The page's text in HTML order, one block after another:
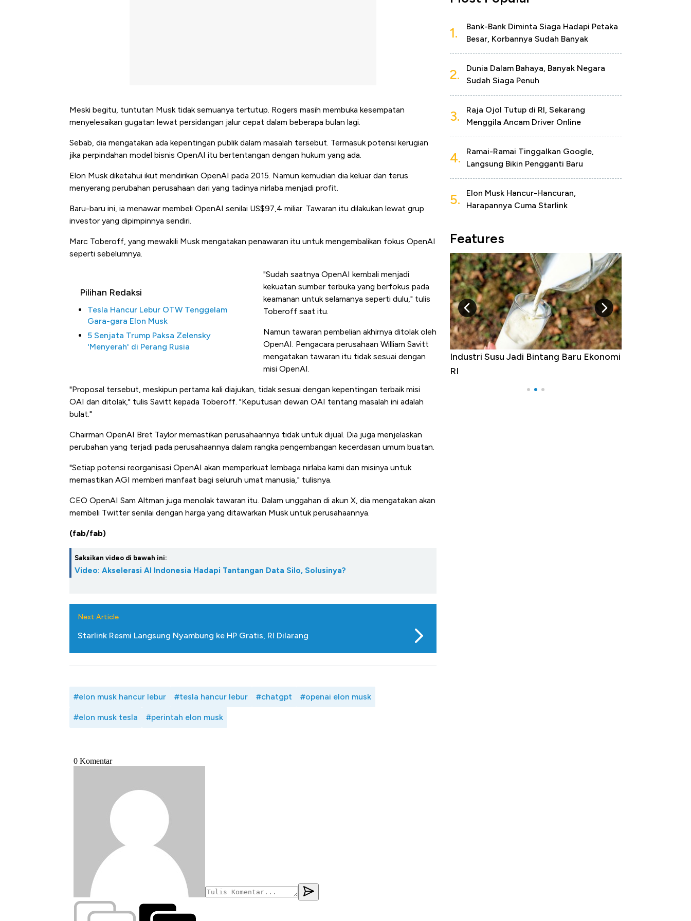
Meski begitu, tuntutan Musk tidak semuanya tertutup. Rogers masih membuka kesempatan
menyelesaikan gugatan lewat persidangan jalur cepat dalam beberapa bulan lagi.
Sebab, dia mengatakan ada kepentingan publik dalam masalah tersebut. Termasuk potensi kerugian
jika perpindahan model bisnis OpenAI itu bertentangan dengan hukum yang ada.
Elon Musk diketahui ikut mendirikan OpenAI pada 2015. Namun kemudian dia keluar dan terus
menyerang perubahan perusahaan dari yang tadinya nirlaba menjadi profit.
Baru-baru ini, ia menawar membeli OpenAI senilai US$97,4 miliar. Tawaran itu dilakukan lewat grup
investor yang dipimpinnya sendiri.
Marc Toberoff, yang mewakili Musk mengatakan penawaran itu untuk mengembalikan fokus OpenAI
seperti sebelumnya.
Pilihan Redaksi
Tesla Hancur Lebur OTW Tenggelam
Gara-gara Elon Musk
5 Senjata Trump Paksa Zelensky
'Menyerah' di Perang Rusia
"Sudah saatnya OpenAI kembali menjadi
kekuatan sumber terbuka yang berfokus pada
keamanan untuk selamanya seperti dulu," tulis
Toberoff saat itu.
Namun tawaran pembelian akhirnya ditolak oleh
OpenAI. Pengacara perusahaan William Savitt
mengatakan tawaran itu tidak sesuai dengan
misi OpenAI.
"Proposal tersebut, meskipun pertama kali diajukan, tidak sesuai dengan kepentingan terbaik misi
OAI dan ditolak," tulis Savitt kepada Toberoff. "Keputusan dewan OAI tentang masalah ini adalah
bulat."
Chairman OpenAI Bret Taylor memastikan perusahaannya tidak untuk dijual. Dia juga menjelaskan
perubahan yang terjadi pada perusahaannya dalam rangka pengembangan kecerdasan umum buatan.
"Setiap potensi reorganisasi OpenAI akan memperkuat lembaga nirlaba kami dan misinya untuk
memastikan AGI memberi manfaat bagi seluruh umat manusia," tulisnya.
CEO OpenAI Sam Altman juga menolak tawaran itu. Dalam unggahan di akun X, dia mengatakan akan
membeli Twitter senilai dengan harga yang ditawarkan Musk untuk perusahaannya.
(fab/fab)
Saksikan video di bawah ini:
Video: Akselerasi AI Indonesia Hadapi Tantangan Data Silo, Solusinya?
Next Article
Starlink Resmi Langsung Nyambung ke HP Gratis, RI Dilarang
#elon musk hancur lebur #tesla hancur lebur #chatgpt #openai elon musk
#elon musk tesla #perintah elon musk
1.
Bank-Bank Diminta Siaga Hadapi Petaka
Besar, Korbannya Sudah Banyak
2.
Dunia Dalam Bahaya, Banyak Negara
Sudah Siaga Penuh
3.
Raja Ojol Tutup di RI, Sekarang
Menggila Ancam Driver Online
4.
Ramai-Ramai Tinggalkan Google,
Langsung Bikin Pengganti Baru
5.
Elon Musk Hancur-Hancuran,
Harapannya Cuma Starlink
Features
Bangkit dari Kubur! Bisnis Furniture &
Industri Susu Jadi Bintang Baru Ekonomi
RI
5 Raja Ekonomi Indonesia: Maaf, Gak